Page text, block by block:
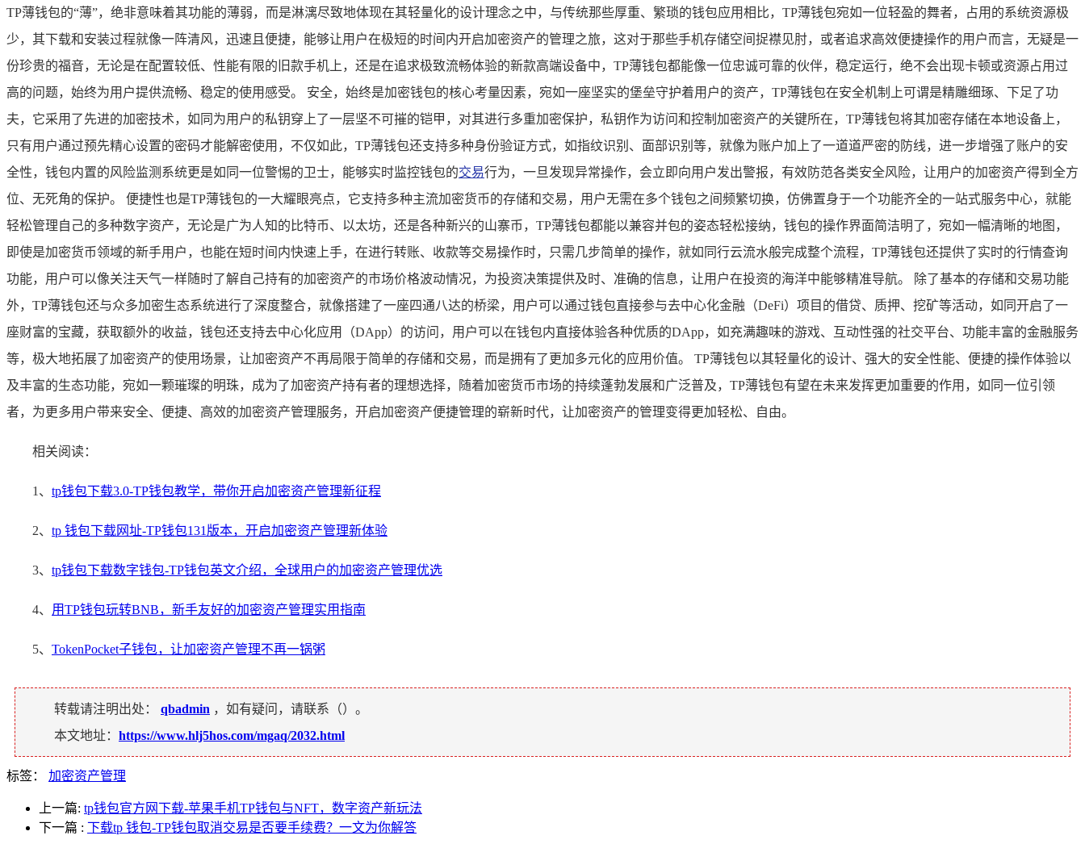
TP薄钱包的“薄”，绝非意味着其功能的薄弱，而是淋漓尽致地体现在其轻量化的设计理念之中，与传统那些厚重、繁琐的钱包应用相比，TP薄钱包宛如一位轻盈的舞者，占用的系统资源极
少，其下载和安装过程就像一阵清风，迅速且便捷，能够让用户在极短的时间内开启加密资产的管理之旅，这对于那些手机存储空间捉襟见肘，或者追求高效便捷操作的用户而言，无疑是一
份珍贵的福音，无论是在配置较低、性能有限的旧款手机上，还是在追求极致流畅体验的新款高端设备中，TP薄钱包都能像一位忠诚可靠的伙伴，稳定运行，绝不会出现卡顿或资源占用过
高的问题，始终为用户提供流畅、稳定的使用感受。 安全，始终是加密钱包的核心考量因素，宛如一座坚实的堡垒守护着用户的资产，TP薄钱包在安全机制上可谓是精雕细琢、下足了功
夫，它采用了先进的加密技术，如同为用户的私钥穿上了一层坚不可摧的铠甲，对其进行多重加密保护，私钥作为访问和控制加密资产的关键所在，TP薄钱包将其加密存储在本地设备上，
只有用户通过预先精心设置的密码才能解密使用，不仅如此，TP薄钱包还支持多种身份验证方式，如指纹识别、面部识别等，就像为账户加上了一道道严密的防线，进一步增强了账户的安
全性，钱包内置的风险监测系统更是如同一位警惕的卫士，能够实时监控钱包的交易行为，一旦发现异常操作，会立即向用户发出警报，有效防范各类安全风险，让用户的加密资产得到全方
位、无死角的保护。 便捷性也是TP薄钱包的一大耀眼亮点，它支持多种主流加密货币的存储和交易，用户无需在多个钱包之间频繁切换，仿佛置身于一个功能齐全的一站式服务中心，就能
轻松管理自己的多种数字资产，无论是广为人知的比特币、以太坊，还是各种新兴的山寨币，TP薄钱包都能以兼容并包的姿态轻松接纳，钱包的操作界面简洁明了，宛如一幅清晰的地图，
即使是加密货币领域的新手用户，也能在短时间内快速上手，在进行转账、收款等交易操作时，只需几步简单的操作，就如同行云流水般完成整个流程，TP薄钱包还提供了实时的行情查询
功能，用户可以像关注天气一样随时了解自己持有的加密资产的市场价格波动情况，为投资决策提供及时、准确的信息，让用户在投资的海洋中能够精准导航。 除了基本的存储和交易功能
外，TP薄钱包还与众多加密生态系统进行了深度整合，就像搭建了一座四通八达的桥梁，用户可以通过钱包直接参与去中心化金融（DeFi）项目的借贷、质押、挖矿等活动，如同开启了一
座财富的宝藏，获取额外的收益，钱包还支持去中心化应用（DApp）的访问，用户可以在钱包内直接体验各种优质的DApp，如充满趣味的游戏、互动性强的社交平台、功能丰富的金融服务
等，极大地拓展了加密资产的使用场景，让加密资产不再局限于简单的存储和交易，而是拥有了更加多元化的应用价值。 TP薄钱包以其轻量化的设计、强大的安全性能、便捷的操作体验以
及丰富的生态功能，宛如一颗璀璨的明珠，成为了加密资产持有者的理想选择，随着加密货币市场的持续蓬勃发展和广泛普及，TP薄钱包有望在未来发挥更加重要的作用，如同一位引领
者，为更多用户带来安全、便捷、高效的加密资产管理服务，开启加密资产便捷管理的崭新时代，让加密资产的管理变得更加轻松、自由。
相关阅读：
1、 tp钱包下载3.0-TP钱包教学，带你开启加密资产管理新征程
2、 tp 钱包下载网址-TP钱包131版本，开启加密资产管理新体验
3、 tp钱包下载数字钱包-TP钱包英文介绍，全球用户的加密资产管理优选
4、 用TP钱包玩转BNB，新手友好的加密资产管理实用指南
5、 TokenPocket子钱包，让加密资产管理不再一锅粥
转载请注明出处： qbadmin ，如有疑问，请联系（）。
本文地址： https://www.hlj5hos.com/mgaq/2032.html
标签： 加密资产管理
上一篇: tp钱包官方网下载-苹果手机TP钱包与NFT，数字资产新玩法
下一篇 : 下载tp 钱包-TP钱包取消交易是否要手续费？一文为你解答